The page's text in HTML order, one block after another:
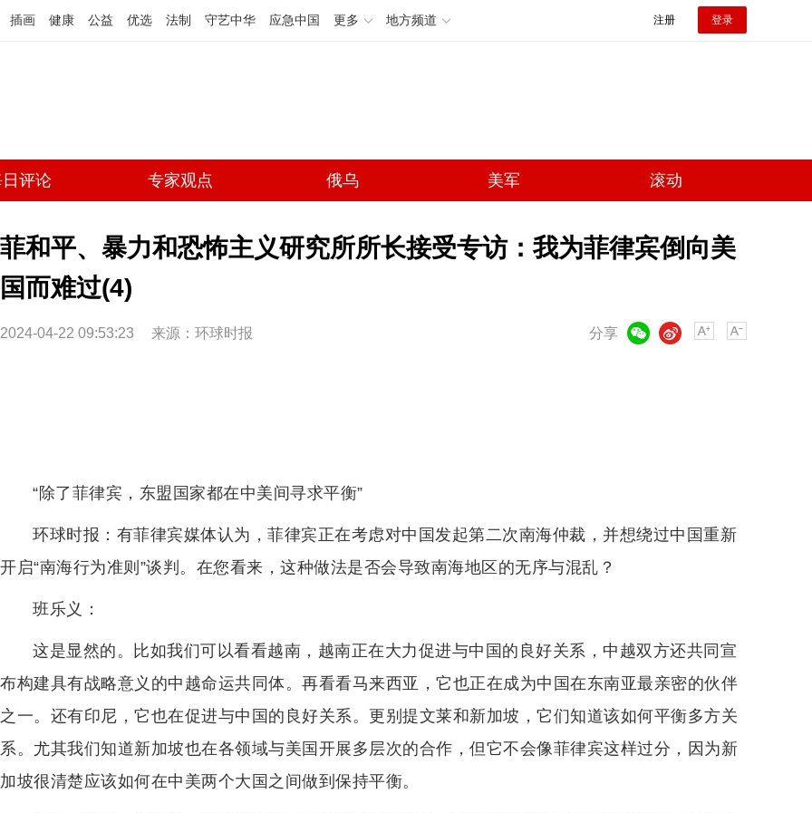
插画 健康 公益 优选 法制 守艺中华 应急中国 更多 地方频道 注册 登录
评论 专家观点 俄乌 美军 滚动
菲和平、暴力和恐怖主义研究所所长接受专访：我为菲律宾倒向美
国而难过(4)
2024-04-22 09:53:23 来源：环球时报 分享
微博
“除了菲律宾，东盟国家都在中美间寻求平衡”
环球时报：有菲律宾媒体认为，菲律宾正在考虑对中国发起第二次南海仲裁，并想绕过中国重新
开启“南海行为准则”谈判。在您看来，这种做法是否会导致南海地区的无序与混乱？
班乐义：
这是显然的。比如我们可以看看越南，越南正在大力促进与中国的良好关系，中越双方还共同宣
布构建具有战略意义的中越命运共同体。再看看马来西亚，它也正在成为中国在东南亚最亲密的伙伴
之一。还有印尼，它也在促进与中国的良好关系。更别提文莱和新加坡，它们知道该如何平衡多方关
系。尤其我们知道新加坡也在各领域与美国开展多层次的合作，但它不会像菲律宾这样过分，因为新
加坡很清楚应该如何在中美两个大国之间做到保持平衡。